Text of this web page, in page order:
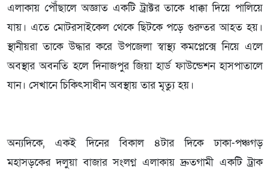
এলাকায় পৌঁছালে অজ্ঞাত একটি ট্রাক্টর তাকে ধাক্কা দিয়ে পালিয়ে
যায়। এতে মোটরসাইকেল থেকে ছিটকে পড়ে গুরুতর আহত হয়।
স্থানীয়রা তাকে উদ্ধার করে উপজেলা স্বাস্থ্য কমপ্লেক্সে নিয়ে এলে
অবস্থার অবনতি হলে দিনাজপুর জিয়া হার্ড ফাউন্ডেশন হাসপাতালে
যান। সেখানে চিকিৎসাধীন অবস্থায় তার মৃত্যু হয়।
অন্যদিকে, একই দিনের বিকাল ৪টার দিকে ঢাকা-পঞ্চগড়
মহাসড়কের দলুয়া বাজার সংলগ্ন এলাকায় দ্রুতগামী একটি ট্রাক